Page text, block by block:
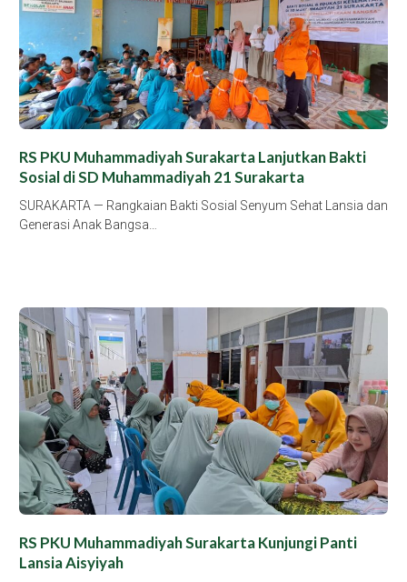
RS PKU Muhammadiyah Surakarta Lanjutkan Bakti
Sosial di SD Muhammadiyah 21 Surakarta
SURAKARTA — Rangkaian Bakti Sosial Senyum Sehat Lansia dan
Generasi Anak Bangsa…
RS PKU Muhammadiyah Surakarta Kunjungi Panti
Lansia Aisyiyah